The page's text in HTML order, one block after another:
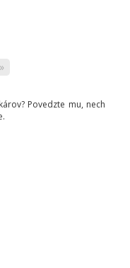
»
Povedzte mu, nech